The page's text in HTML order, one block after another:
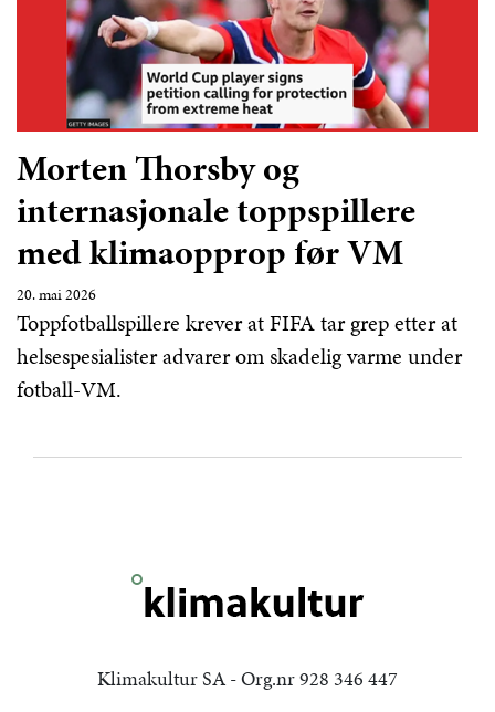
Morten Thorsby og
internasjonale toppspillere
med klimaopprop før VM
20. mai 2026
Toppfotballspillere krever at FIFA tar grep etter at
helsespesialister advarer om skadelig varme under
fotball-VM.
Klimakultur SA - Org.nr 928 346 447